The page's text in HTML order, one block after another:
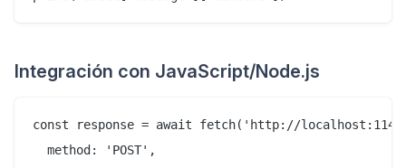
Integración con JavaScript/Node.js
const response = await fetch('http://
  method: 'POST',